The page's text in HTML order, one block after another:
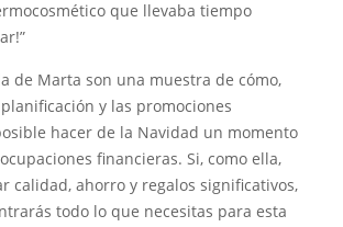
que llevaba tiempo
de Marta son una muestra de cómo,
y las promociones
hacer de la Navidad un momento
financieras. Si, como ella,
calidad, ahorro y regalos significativos,
todo lo que necesitas para esta